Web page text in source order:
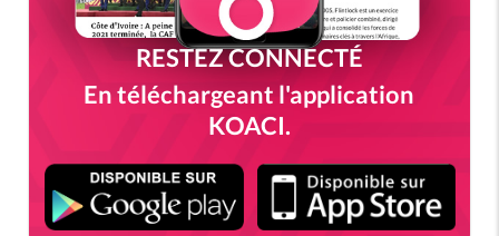
RESTEZ CONNECTÉ
En téléchargeant l'application
KOACI.